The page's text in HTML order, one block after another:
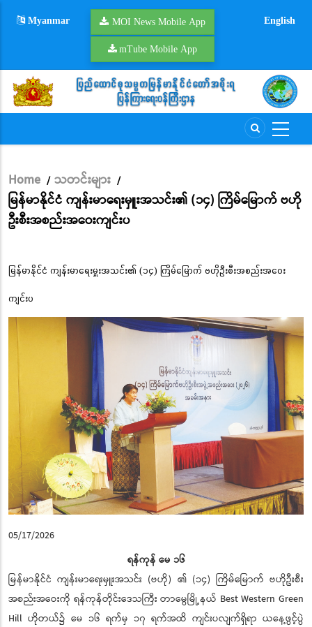
Myanmar MOI News Mobile App
mTube Mobile App
English
Breadcrumb
Home / သတင်းများ /
မြန်မာနိုင်ငံ ကျန်းမာရေးမှူးအသင်း၏ (၁၄) ကြိမ်မြောက် ဗဟို
ဦးစီးအစည်းအဝေးကျင်းပ
မြန်မာနိုင်ငံ ကျန်းမာရေးမှူးအသင်း၏ (၁၄) ကြိမ်မြောက် ဗဟိုဦးစီးအစည်းအဝေး
ကျင်းပ
05/17/2026
ရန်ကုန် မေ ၁၆
မြန်မာနိုင်ငံ ကျန်းမာရေးမှူးအသင်း (ဗဟို) ၏ (၁၄) ကြိမ်မြောက် ဗဟိုဦးစီး
အစည်းအဝေးကို ရန်ကုန်တိုင်းဒေသကြီး တာမွေမြို့နယ် Best Western Green
Hill ဟိုတယ်၌ မေ ၁၆ ရက်မှ ၁၇ ရက်အထိ ကျင်းပလျက်ရှိရာ ယနေ့ဖွင့်ပွဲ